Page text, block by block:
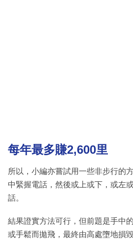
每年最多賺2,600里
所以，小編亦嘗試用一些非步行的
中緊握電話，然後或上或下，或左
話。
結果證實方法可行，但前題是手中
或手鬆而拋飛，最終由高處墮地損毀